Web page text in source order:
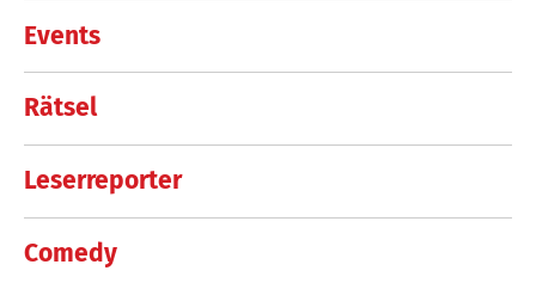
Events
Rätsel
Leserreporter
Comedy